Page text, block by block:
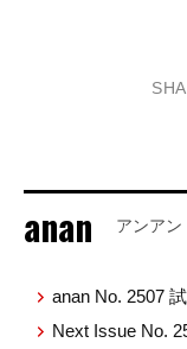
anan アンアン
anan No. 2507
Next Issue No.